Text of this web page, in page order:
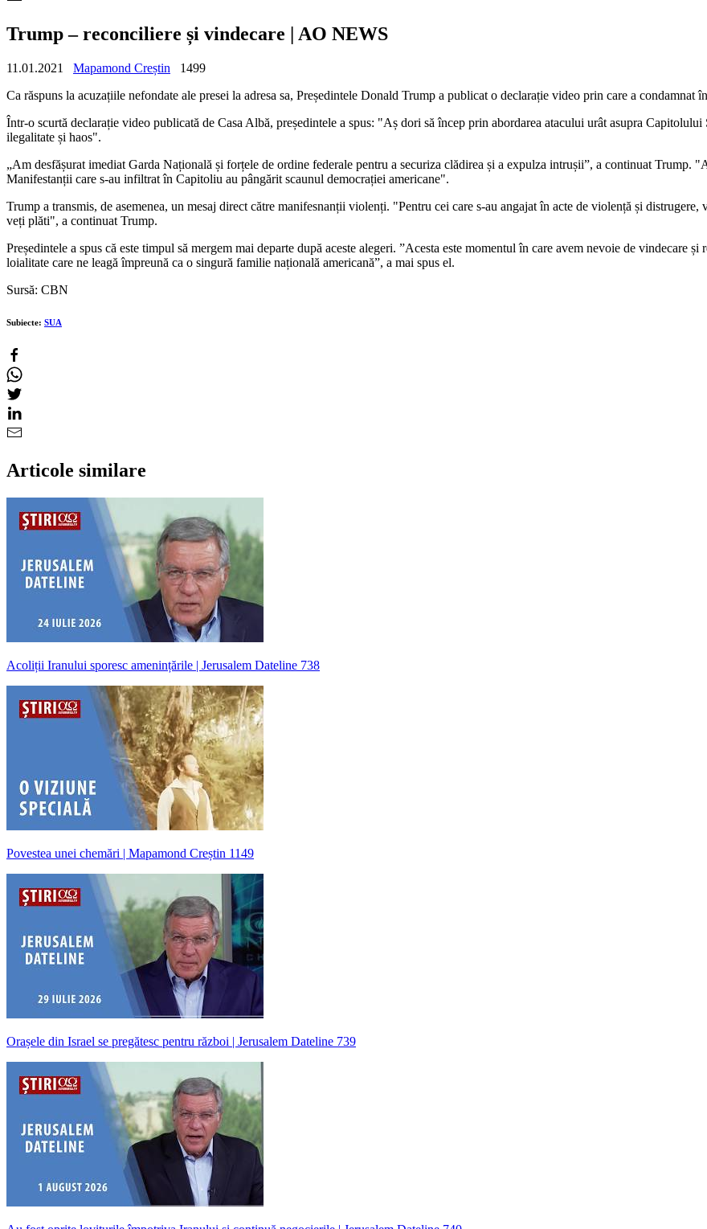
Trump – reconciliere și vindecare | AO NEWS
11.01.2021 Mapamond Creștin
1499
Ca răspuns la acuzațiile nefondate ale presei la adresa sa, Președintele Donald Trump a publicat o declarație video prin care a
Într-o scurtă declarație video publicată de Casa Albă, președintele a spus: "Aș dori să încep prin abordarea atacului urât asupra
ilegalitate și haos".
„Am desfășurat imediat Garda Națională și forțele de ordine federale pentru a securiza clădirea și a expulza intrușii”, a continuat Trump.
Manifestanții care s-au infiltrat în Capitoliu au pângărit scaunul democrației americane".
Trump a transmis, de asemenea, un mesaj direct către manifesnanții violenți. "Pentru cei care s-au angajat în acte de violență și
veți plăti", a continuat Trump.
Președintele a spus că este timpul să mergem mai departe după aceste alegeri. ”Acesta este momentul în care avem nevoie de vindecare
loialitate care ne leagă împreună ca o singură familie națională americană”, a mai spus el.
Sursă: CBN
Subiecte: SUA
Articole similare
Acoliții Iranului sporesc amenințările | Jerusalem Dateline 738
Povestea unei chemări | Mapamond Creștin 1149
Orașele din Israel se pregătesc pentru război | Jerusalem Dateline 739